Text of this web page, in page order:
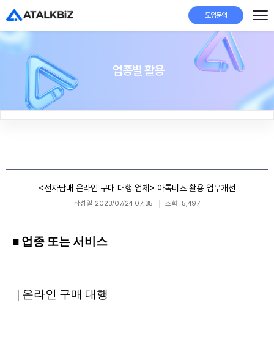
도입문의
업종별 활용
<전자담배 온라인 구매 대행 업체> 아톡비즈 활용 업무개선
작성일 2023/07/24 07:35 조회 5,497
■ 업종 또는 서비스
| 온라인 구매 대행